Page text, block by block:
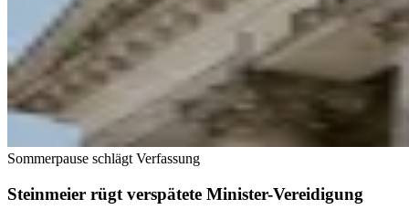
Sommerpause schlägt Verfassung
Steinmeier rügt verspätete Minister-Vereidigung